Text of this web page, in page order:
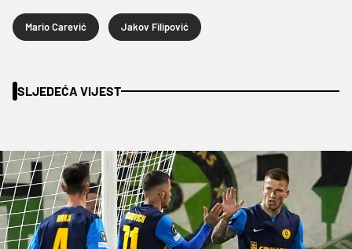
Mario Carević Jakov Filipović
SLJEDEĆA VIJEST